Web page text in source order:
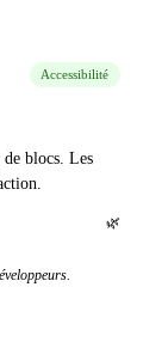
Accessibilité
blocs. Les
🌿